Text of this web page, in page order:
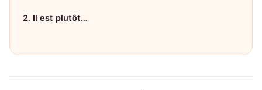
2. Il est plutôt…